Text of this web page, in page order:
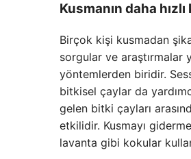
Kusmanın daha
Birçok kişi kusmadan
sorgular ve araştırmalar
yöntemlerden biridir.
bitkisel çaylar da
gelen bitki çayları
etkilidir. Kusmayı
lavanta gibi kokular